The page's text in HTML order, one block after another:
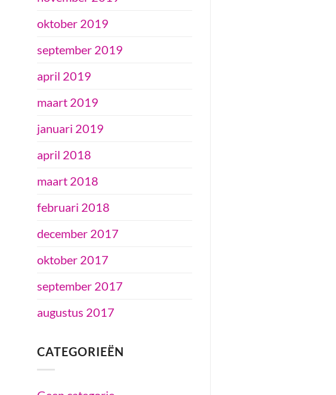
oktober 2019
september 2019
april 2019
maart 2019
januari 2019
april 2018
maart 2018
februari 2018
december 2017
oktober 2017
september 2017
augustus 2017
CATEGORIEËN